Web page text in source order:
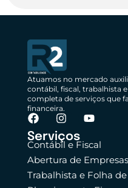
Atuamos no mercado
contábil, fiscal, trabalhista
completa de serviços que
financeira.
Serviços
Contábil e Fiscal
Abertura de Empresas
Trabalhista e Folha